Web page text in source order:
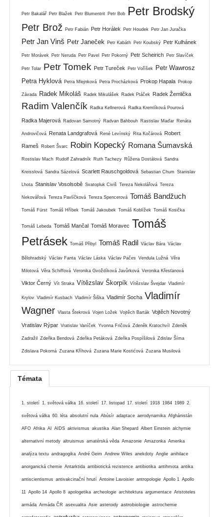
Petr Bakalář Petr Blažek Petr Blumentrit Petr Bob Petr Brodský
Petr Brož Petr Fabián Petr Horálek Petr Houdek Petr Jan Juračka
Petr Jan Vinš Petr Janeček Petr Kabáth Petr Koubský Petr Kulhánek
Petr Morávek Petr Neruda Petr Pavel Petr Pokorný Petr Scheirich Petr Slavíček
Petr Tolar Petr Tomek Petr Tureček Petr Voříšek
Petr Wawrosz
Petra Hyklová Petra Mlejnková Petra Procházková Prokop Hapala Prokop
Závada Radek Mikoláš Radek Mikulášek Radek Ptáček Radek Žemlička
Radim Valenčík Radka Kellnerová Radka Kremlíková Pourová
Radka Majerová Radovan Samotný Radvan Bahbouh Rastislav Maďar Renáta
Androvičová Renata Landgrafová René Levínský Rita Kočárová Robert
Rameš Robert Švarc Robin Kopecký Romana Šumavská
Rostislav Mach Rudolf Zahradník Ruth Tachezy Růžena Dostálová Sandra
Kreisslová Sandra Sázelová Scarlett Rauschgoldová Sebastian Chum Stanislav
Lhota Stanislav Vosolsobě Svatopluk Civiš Tereza Nekolářová Tereza
Nekovářová Tereza Pavlíčková Tereza Spencerová Tomáš Bandžuch
Tomáš Fürst Tomáš Hříbek Tomáš Jakoubek Tomáš Koblížek Tomáš Kosička
Tomáš Lebeda Tomáš Mančal Tomáš Moravec Tomáš
Petrásek Tomáš Přibyl Tomáš Radil Václav Bára Václav
Bělohradský Václav Fanta Václav Láska Václav Pačes Vendula Lužná Věra
Milotová Věra Schiffová Veronika Gvoždíková Javůrková Veronika Křesťanová
Viktor Černý Vít Straka Vítězslav Škorpík Vítězslav Švejdar Vladimír
Krylov Vladimír Kusbach Vladimír Šiška Vladimír Socha Vladimír
Wagner Vlasta Štekrová Vojen Ložek Vojtěch Barták Vojtěch Novotný
Vratislav Rýpar Vratislav Vaníček Yvonna Fričová Zdeněk Kratochvíl Zdeněk
Zadražil Zdeňka Bendová Zdeňka Petáková Zdeňka Pospíšilová Zdislav Šíma
Zdislava Pokorná Zuzana Kříhová Zuzana Marie Kostićová Zuzana Musilová
Témata
1. století 1. světová válka 16. století 17. listopad 17. století 1918 1984 1989 2.
světová válka 60. léta absolutní nula Abúsír adaptace aerodynamika Afghánistán
AFO Afrika AI AIDS aktivismus akustika Alan Shepard Albert Einstein alchymie
alternativní metody altruismus amatérská věda Amazonie Amazonka Amerika
analýza textu andragogika André Geim Andrew Wiles anekdoty Anglie anihilace
anorganická chemie Antarktida antibiotická rezistence antibiotika antihmota antika
antiscientismus antivakcinační hnutí Antoine Lavoisier antropologie Apollo 1 Apollo
11 Apollo 14 Apollo 8 apologetika archeologie architektura argumentace Aristoteles
armáda Armáda ČR asexualita Asie asteroidy astrobiologie astrochemie